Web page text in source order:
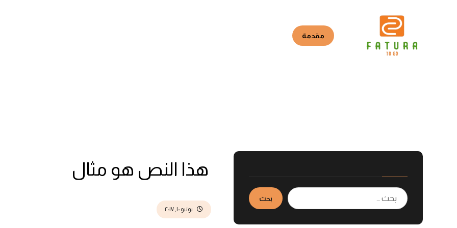
مقدمة
هذا النص هو مثال
يونيو ١٠, ٢٠١٧
بحث